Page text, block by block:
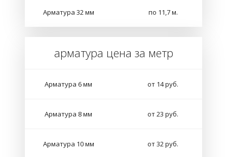
Арматура 32 мм по 11,7 м.
арматура цена за метр
Арматура 6 мм от 14 руб.
Арматура 8 мм от 23 руб.
Арматура 10 мм от 32 руб.